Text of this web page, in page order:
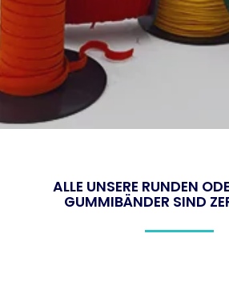
ALLE UNSERE RUNDEN
GUMMIBÄNDER SIND